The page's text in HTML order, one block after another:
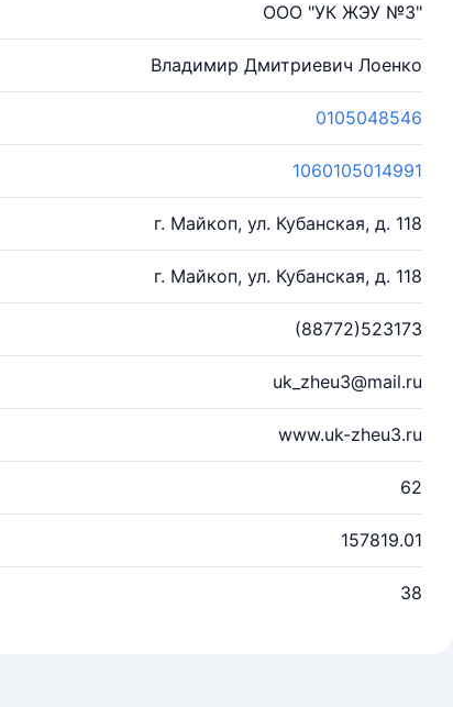
ООО "УК ЖЭУ №3"
Владимир Дмитриевич Лоенко
0105048546
1060105014991
г. Майкоп, ул. Кубанская, д. 118
г. Майкоп, ул. Кубанская, д. 118
(88772)523173
uk_zheu3@mail.ru
www.uk-zheu3.ru
62
157819.01
38